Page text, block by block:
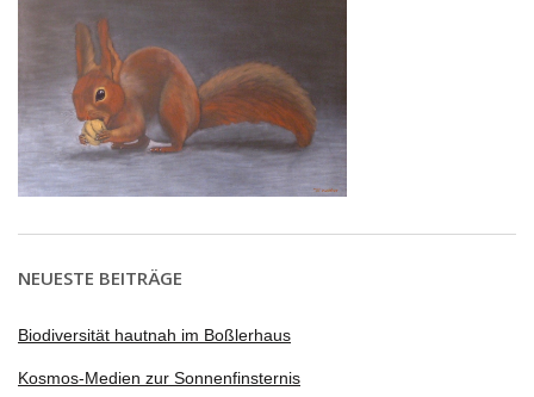
NEUESTE BEITRÄGE
Biodiversität hautnah im Boßlerhaus
Kosmos-Medien zur Sonnenfinsternis